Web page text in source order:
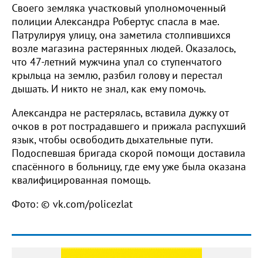
Своего земляка участковый уполномоченный
полиции Александра Робертус спасла в мае.
Патрулируя улицу, она заметила столпившихся
возле магазина растерянных людей. Оказалось,
что 47-летний мужчина упал со ступенчатого
крыльца на землю, разбил голову и перестал
дышать. И никто не знал, как ему помочь.
Александра не растерялась, вставила дужку от
очков в рот пострадавшего и прижала распухший
язык, чтобы освободить дыхательные пути.
Подоспевшая бригада скорой помощи доставила
спасённого в больницу, где ему уже была оказана
квалифицированная помощь.
Фото: © vk.com/policezlat